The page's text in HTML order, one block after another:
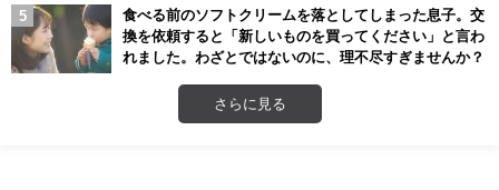
食べる前のソフトクリームを落としてしまった息子。交
換を依頼すると「新しいものを買ってください」と言わ
れました。わざとではないのに、理不尽すぎませんか？
さらに見る